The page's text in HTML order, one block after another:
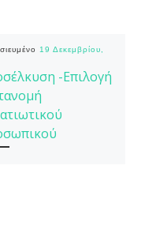
19 Δεκεμβρίου,
-Επιλογή